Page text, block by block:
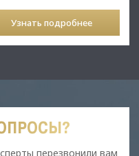
Узнать подробнее
перезвонили вам